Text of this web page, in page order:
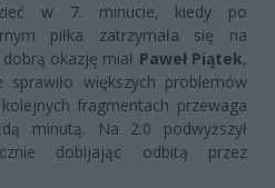
w 7. minucie, kiedy po
piłka zatrzymała się na
okazję miał Paweł Piątek,
większych problemów
fragmentach przewaga
minutą. Na 2:0 podwyższył
dobijając odbitą przez